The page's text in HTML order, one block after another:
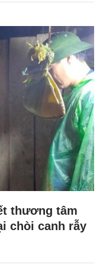
thương tâm
chòi canh rẫy